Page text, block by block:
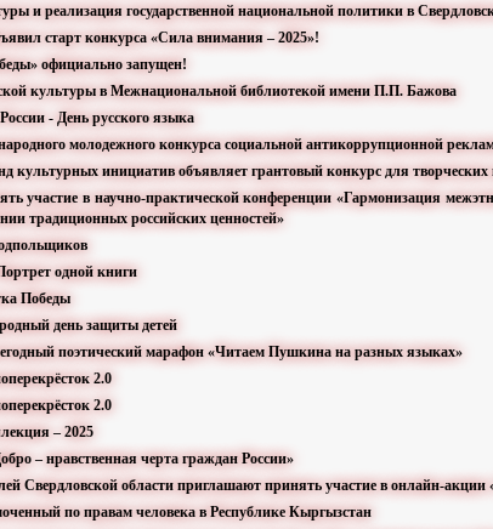
и реализация государственной национальной политики в
старт конкурса «Сила внимания – 2025»!
официально запущен!
культуры в Межнациональной библиотекой имени П.П. Бажова
- День русского языка
молодежного конкурса социальной антикоррупционной
культурных инициатив объявляет грантовый конкурс для творческих
участие в научно-практической конференции «Гармонизация
традиционных российских ценностей»
одной книги
Победы
день защиты детей
поэтический марафон «Читаем Пушкина на разных языках»
2.0
2.0
– 2025
– нравственная черта граждан России»
Свердловской области приглашают принять участие в онлайн-акции
по правам человека в Республике Кыргызстан